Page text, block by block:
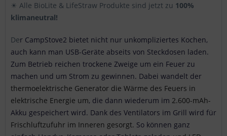
☀ Alle BioLite & LifeStraw Produkte sind jetzt zu 100%
klimaneutral!
Der CampStove2 bietet nicht nur unkompliziertes Kochen,
auch kann man USB-Geräte abseits von Steckdosen laden.
Zum Betrieb reichen trockene Zweige um ein Feuer zu
machen und um Strom zu gewinnen. Dabei wandelt der
thermoelektrische Generator die Wärme des Feuers in
elektrische Energie um, die dann wiederum im 2.600-mAh-
Akku gespeichert wird. Dank des Ventilators im Grill wird für
Frischluftzufuhr im Inneren gesorgt. So können ganz